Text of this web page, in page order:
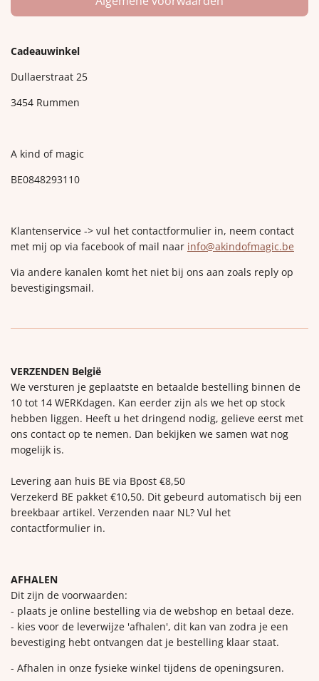
Cadeauwinkel
Dullaerstraat 25
3454 Rummen
A kind of magic
BE0848293110
Klantenservice -> vul het contactformulier in, neem contact
met mij op via facebook of mail naar info@akindofmagic.be
Via andere kanalen komt het niet bij ons aan zoals reply op
bevestigingsmail.
VERZENDEN België
We versturen je geplaatste en betaalde bestelling binnen de
10 tot 14 WERKdagen. Kan eerder zijn als we het op stock
hebben liggen. Heeft u het dringend nodig, gelieve eerst met
ons contact op te nemen. Dan bekijken we samen wat nog
mogelijk is.
Levering aan huis BE via Bpost €8,50
Verzekerd BE pakket €10,50. Dit gebeurd automatisch bij een
breekbaar artikel. Verzenden naar NL? Vul het
contactformulier in.
AFHALEN
Dit zijn de voorwaarden:
- plaats je online bestelling via de webshop en betaal deze.
- kies voor de leverwijze 'afhalen', dit kan van zodra je een
bevestiging hebt ontvangen dat je bestelling klaar staat.
- Afhalen in onze fysieke winkel tijdens de openingsuren.